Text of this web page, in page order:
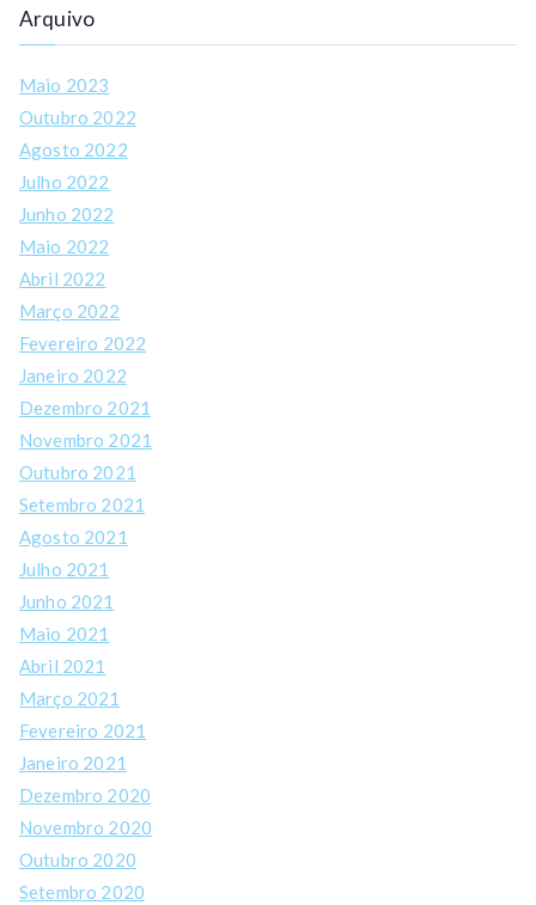
Arquivo
Maio 2023
Outubro 2022
Agosto 2022
Julho 2022
Junho 2022
Maio 2022
Abril 2022
Março 2022
Fevereiro 2022
Janeiro 2022
Dezembro 2021
Novembro 2021
Outubro 2021
Setembro 2021
Agosto 2021
Julho 2021
Junho 2021
Maio 2021
Abril 2021
Março 2021
Fevereiro 2021
Janeiro 2021
Dezembro 2020
Novembro 2020
Outubro 2020
Setembro 2020